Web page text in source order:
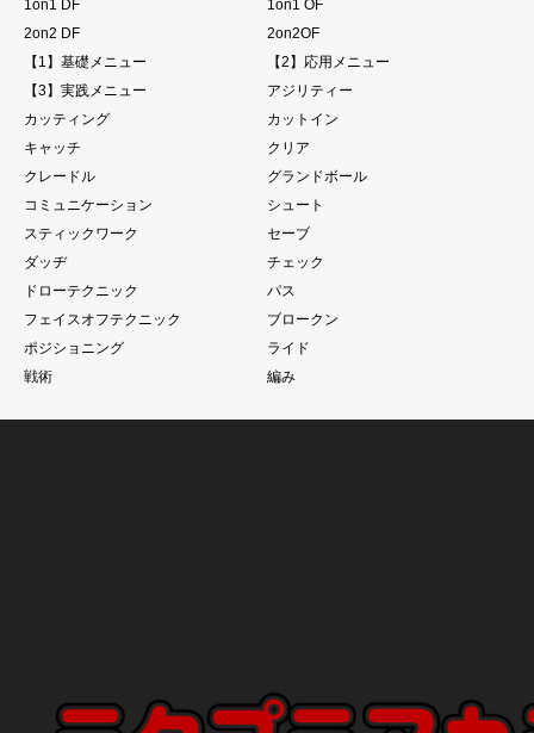
1on1 DF
1on1 OF
2on2 DF
2on2OF
【1】基礎メニュー
【2】応用メニュー
【3】実践メニュー
アジリティー
カッティング
カットイン
キャッチ
クリア
クレードル
グランドボール
コミュニケーション
シュート
スティックワーク
セーブ
ダッヂ
チェック
ドローテクニック
パス
フェイスオフテクニック
ブロークン
ポジショニング
ライド
戦術
編み